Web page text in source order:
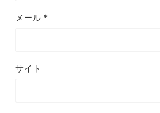
メール *
サイト